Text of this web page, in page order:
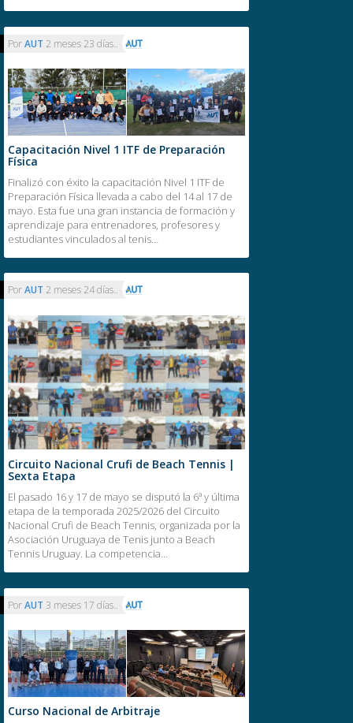
PorAUT 2 meses 23 días..
Capacitación Nivel 1 ITF de Preparación
Física
Finalizó con éxito la capacitación Nivel 1 ITF de
Preparación Física llevada a cabo del 14 al 17 de
mayo. Esta fue una gran instancia de formación y
aprendizaje para entrenadores, profesores y
estudiantes vinculados al tenis…
PorAUT 2 meses 24 días..
Circuito Nacional Crufi de Beach Tennis |
Sexta Etapa
El pasado 16 y 17 de mayo se disputó la 6ª y última
etapa de la temporada 2025/2026 del Circuito
Nacional Crufi de Beach Tennis, organizada por la
Asociación Uruguaya de Tenis junto a Beach
Tennis Uruguay. La competencia…
PorAUT 3 meses 17 días..
Curso Nacional de Arbitraje